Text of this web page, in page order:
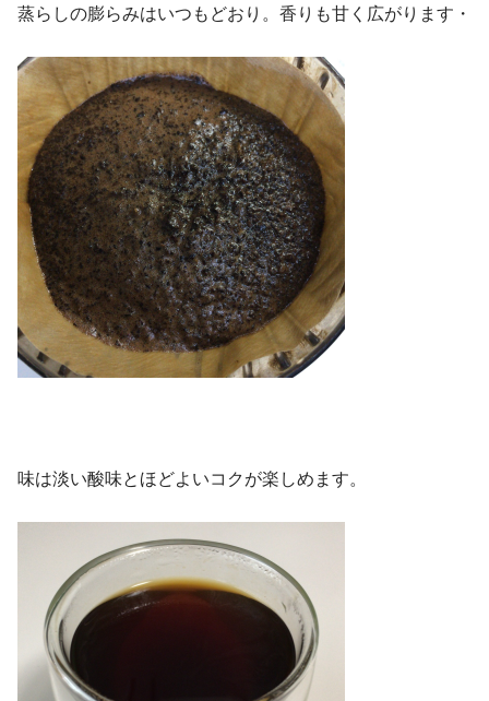
蒸らしの膨らみはいつもどおり。香りも甘く広がります・
味は淡い酸味とほどよいコクが楽しめます。